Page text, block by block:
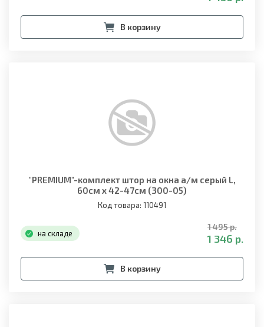
В корзину
"PREMIUM"-комплект штор на окна а/м серый L,
60см х 42-47см (300-05)
Код товара: 110491
на складе
1 495 р.
1 346 р.
В корзину